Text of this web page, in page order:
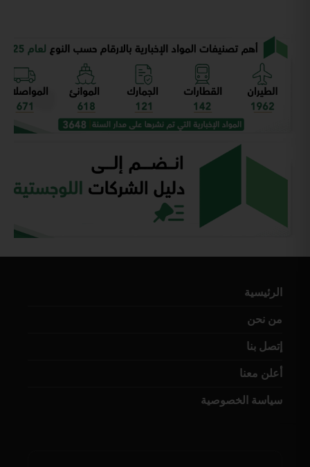
الرئيسية
من نحن
إتصل بنا
أعلن معنا
سياسة الخصوصية